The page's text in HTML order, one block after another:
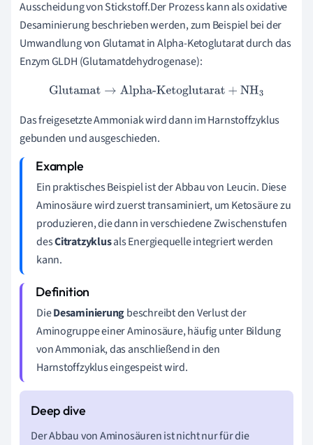
Ausscheidung von Stickstoff.Der Prozess kann als oxidative
Desaminierung beschrieben werden, zum Beispiel bei der
Umwandlung von Glutamat in Alpha-Ketoglutarat durch das
Enzym GLDH (Glutamatdehydrogenase):
Glutamat →Alpha-Ketoglutarat+NH3
Das freigesetzte Ammoniak wird dann im Harnstoffzyklus
gebunden und ausgeschieden.
Ein praktisches Beispiel ist der Abbau von Leucin. Diese
Aminosäure wird zuerst transaminiert, um Ketosäure zu
produzieren, die dann in verschiedene Zwischenstufen
desCitratzyklusals Energiequelle integriert werden
kann.
DieDesaminierungbeschreibt den Verlust der
Aminogruppe einer Aminosäure, häufig unter Bildung
von Ammoniak, das anschließend in den
Harnstoffzyklus eingespeist wird.
Der Abbau von Aminosäuren ist nicht nur für die